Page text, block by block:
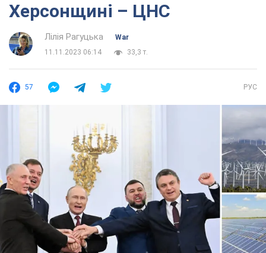
Херсонщині – ЦНС
Лілія Рагуцька
War
11.11.2023 06:14
33,3 т.
57 РУС